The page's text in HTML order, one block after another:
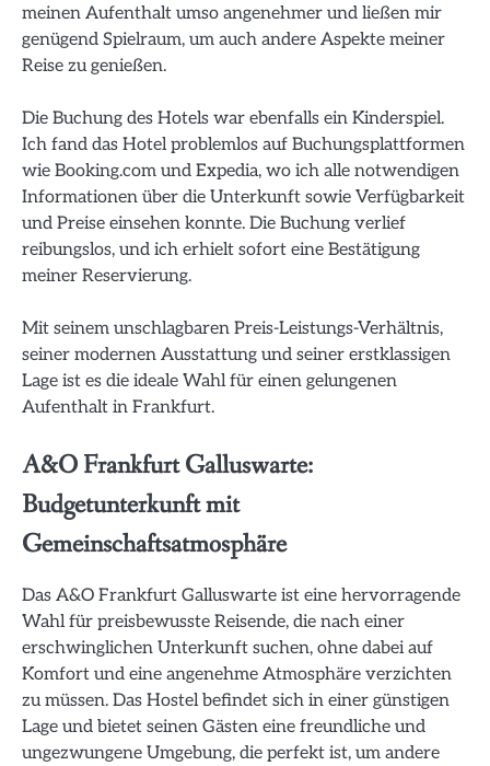
meinen Aufenthalt umso angenehmer und ließen mir
genügend Spielraum, um auch andere Aspekte meiner
Reise zu genießen.
Die Buchung des Hotels war ebenfalls ein Kinderspiel.
Ich fand das Hotel problemlos auf Buchungsplattformen
wie Booking.com und Expedia, wo ich alle notwendigen
Informationen über die Unterkunft sowie Verfügbarkeit
und Preise einsehen konnte. Die Buchung verlief
reibungslos, und ich erhielt sofort eine Bestätigung
meiner Reservierung.
Mit seinem unschlagbaren Preis-Leistungs-Verhältnis,
seiner modernen Ausstattung und seiner erstklassigen
Lage ist es die ideale Wahl für einen gelungenen
Aufenthalt in Frankfurt.
A&O Frankfurt Galluswarte:
Budgetunterkunft mit
Gemeinschaftsatmosphäre
Das A&O Frankfurt Galluswarte ist eine hervorragende
Wahl für preisbewusste Reisende, die nach einer
erschwinglichen Unterkunft suchen, ohne dabei auf
Komfort und eine angenehme Atmosphäre verzichten
zu müssen. Das Hostel befindet sich in einer günstigen
Lage und bietet seinen Gästen eine freundliche und
ungezwungene Umgebung, die perfekt ist, um andere